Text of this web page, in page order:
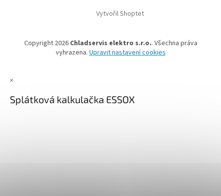
Vytvořil Shoptet
Copyright 2026 Chladservis elektro s.r.o.. Všechna práva
vyhrazena.Upravit nastavení cookies
×
Splátková kalkulačka ESSOX